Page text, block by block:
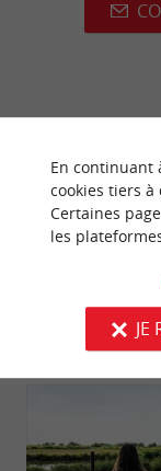
Source :
NOUS
En continuant
cookies tiers à
Certaines
les
JE